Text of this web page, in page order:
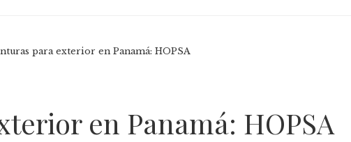
para exterior en Panamá: HOPSA
en Panamá: HOPSA